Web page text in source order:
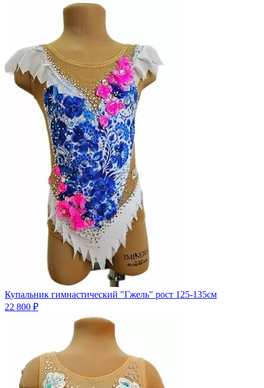
Купальник гимнастический "Гжель" рост 125-135см
22 800 ₽